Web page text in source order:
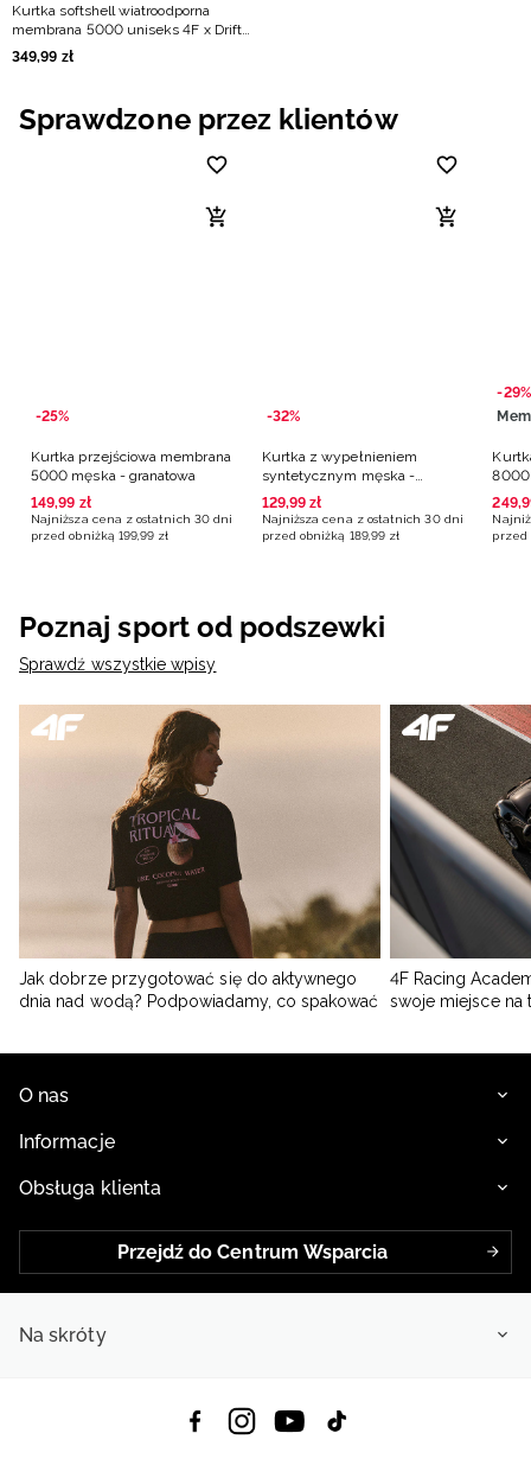
Kurtka softshell wiatroodporna
membrana 5000 uniseks 4F x Drift
Masters - czarna
349,99 zł
Sprawdzone przez klientów
-25%
Kurtka przejściowa membrana
5000 męska - granatowa
149,99 zł
Najniższa cena z ostatnich 30 dni
przed obniżką 199,99 zł
-32%
Kurtka z wypełnieniem
syntetycznym męska -
granatowa
129,99 zł
Najniższa cena z ostatnich 30 dni
przed obniżką 189,99 zł
-29%
8000
249,
przed
Poznaj sport od podszewki
Sprawdź wszystkie wpisy
Jak dobrze przygotować się do aktywnego
dnia nad wodą? Podpowiadamy, co spakować
4F Racing
swoje miejsce na
O nas
Informacje
Obsługa klienta
Przejdź do Centrum Wsparcia
Na skróty